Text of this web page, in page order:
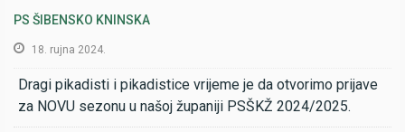
PS ŠIBENSKO KNINSKA
18. rujna 2024.
Dragi pikadisti i pikadistice vrijeme je da otvorimo prijave
za NOVU sezonu u našoj županiji PSŠKŽ 2024/2025.